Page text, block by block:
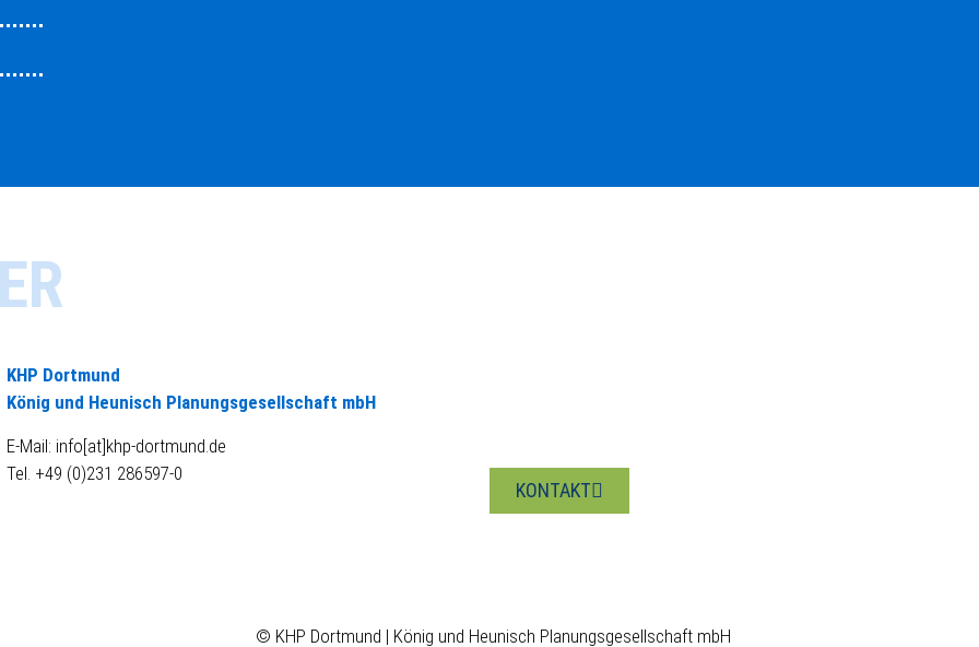
KHP Dortmund
König und Heunisch Planungsgesellschaft mbH
E-Mail: info[at]khp-dortmund.de
Tel. +49 (0)231 286597-0
KONTAKT
© KHP Dortmund | König und Heunisch Planungsgesellschaft mbH